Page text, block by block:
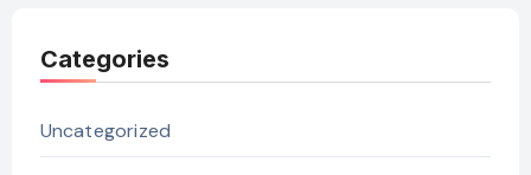
Categories
Uncategorized